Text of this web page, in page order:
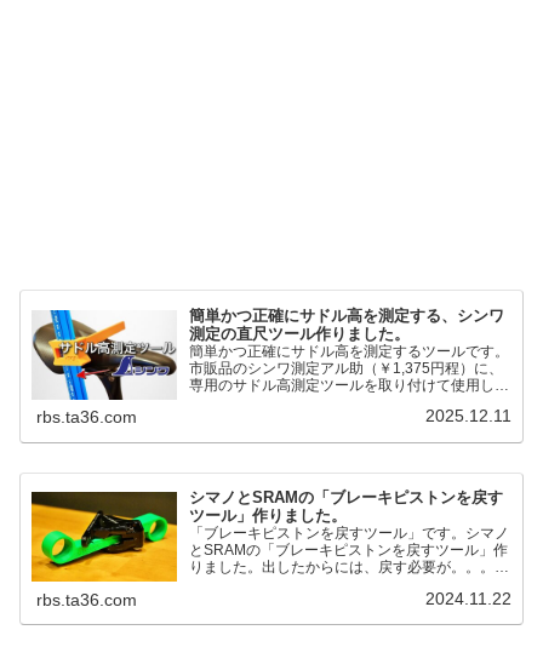
簡単かつ正確にサドル高を測定する、シンワ
測定の直尺ツール作りました。
簡単かつ正確にサドル高を測定するツールです。
市販品のシンワ測定アル助（￥1,375円程）に、
専用のサドル高測定ツールを取り付けて使用しま
るようになりました。シンワ測定(Shinwa
Sokutei)￥1,375Amazon.c...
rbs.ta36.com 2025.12.11
シマノとSRAMの「ブレーキピストンを戻す
ツール」作りました。
「ブレーキピストンを戻すツール」です。シマノ
とSRAMの「ブレーキピストンを戻すツール」作
りました。出したからには、戻す必要が。。。で
だと。。。▶「ブレーキピストンを戻すツール」
rbs.ta36.com 2024.11.22